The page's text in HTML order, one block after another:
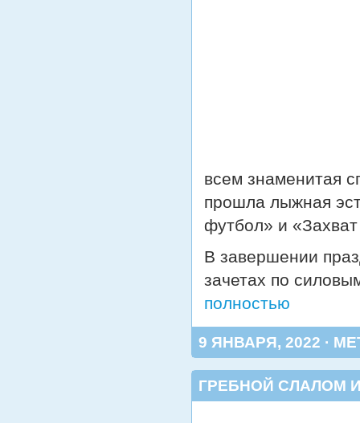
всем знаменитая
прошла лыжная
футбол» и
В завершении
зачетах по
полностью
9 ЯНВАРЯ, 2022 ·
ГРЕБНОЙ СЛАЛОМ